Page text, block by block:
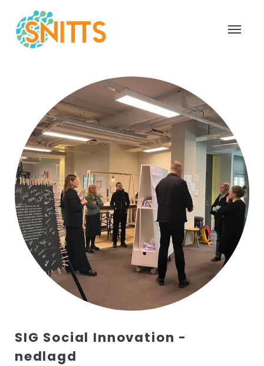
SIG Social Innovation -
nedlagd